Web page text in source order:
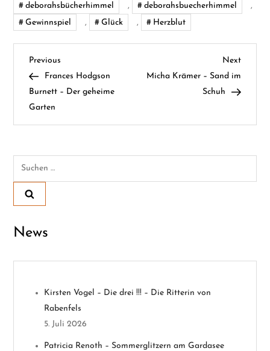
deborahsbücherhimmel
, deborahsbuecherhimmel
,
Gewinnspiel
, Glück , Herzblut
B
e
r
a
Previous
Post
Previous
Frances Hodgson
Burnett – Der geheime
Garten
Next
Post
Next
Micha Krämer – Sand im
Schuh
Suchen
News
Kirsten Vogel – Die drei !!! – Die Ritterin von
Rabenfels
5. Juli 2026
Patricia Renoth – Sommerglitzern am Gardasee